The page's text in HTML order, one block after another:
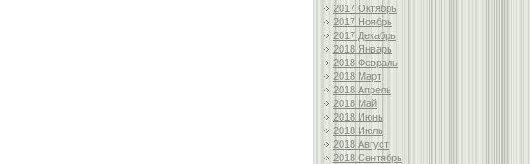
2017 Октябрь
2017 Ноябрь
2017 Декабрь
2018 Январь
2018 Февраль
2018 Март
2018 Апрель
2018 Май
2018 Июнь
2018 Июль
2018 Август
2018 Сентябрь